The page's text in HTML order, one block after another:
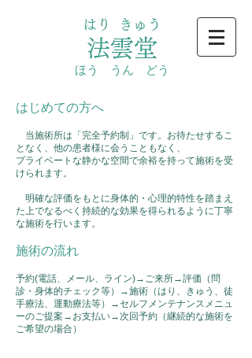
はり きゅう
法雲堂
ほう うん どう
はじめての方へ
当施術所は「完全予約制」です。お待たせするこ
となく、他の患者様に会うこともなく、
プライベートな静かな空間で余裕を持って施術を受
けられます。
明確な評価をもとに身体的・心理的特性を踏まえ
た上でなるべく持続的な効果を得られるように丁寧
な施術を行います。
施術の流れ
予約(電話、メール、ライン)→ご来所→評価（問
診・身体的チェック等）→施術（はり、きゅう、徒
手療法、運動療法等）→セルフメンテナンスメニュ
ーのご提案→お支払い→次回予約（継続的な施術を
ご希望の場合）